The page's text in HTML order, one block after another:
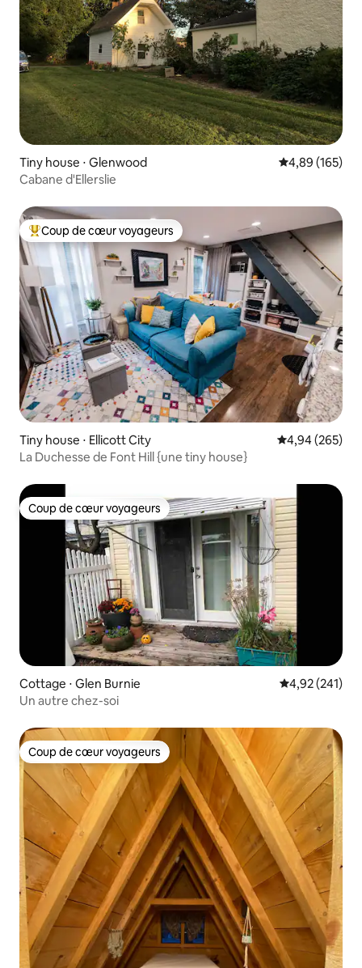
Tiny house ⋅ Glenwood Évaluation
4,89 (165)
Cabane d'Ellerslie
Coups de cœur voyageurs les plus appréciés
Coup de cœur voyageurs
Tiny house ⋅ Ellicott City Évaluation
4,94 (265)
La Duchesse de Font Hill {une tiny house}
Coup de cœur voyageurs
Coup de cœur voyageurs
Cottage ⋅ Glen Burnie Évaluation
4,92 (241)
Un autre chez-soi
Coup de cœur voyageurs
Coup de cœur voyageurs